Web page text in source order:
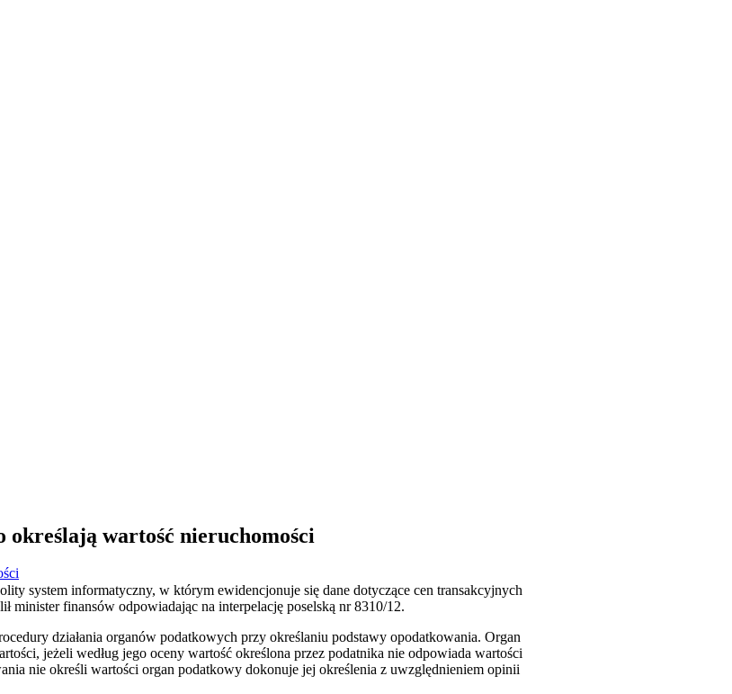
określają wartość nieruchomości
system informatyczny, w którym ewidencjonuje się dane dotyczące cen transakcyjnych
minister finansów odpowiadając na interpelację poselską nr 8310/12.
działania organów podatkowych przy określaniu podstawy opodatkowania. Organ
jeżeli według jego oceny wartość określona przez podatnika nie odpowiada wartości
nie określi wartości organ podatkowy dokonuje jej określenia z uwzględnieniem opinii